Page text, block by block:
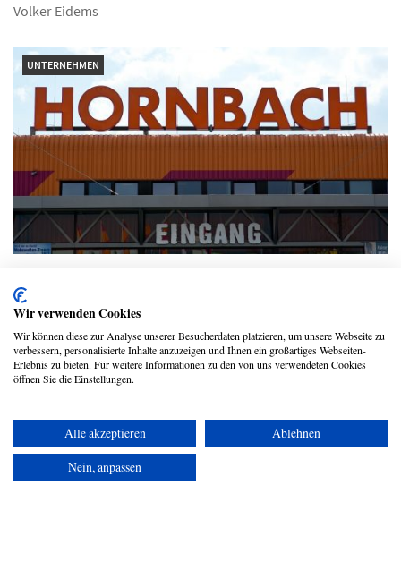
Volker Eidems
UNTERNEHMEN
Volker Eidems
Copyright © 2026 UmspannwerX Zukunft GmbH
Wir verwenden Cookies
Wir können diese zur Analyse unserer Besucherdaten platzieren, um unsere Webseite zu
verbessern, personalisierte Inhalte anzuzeigen und Ihnen ein großartiges Webseiten-
Erlebnis zu bieten. Für weitere Informationen zu den von uns verwendeten Cookies
öffnen Sie die Einstellungen.
Alle akzeptieren
Ablehnen
Nein, anpassen